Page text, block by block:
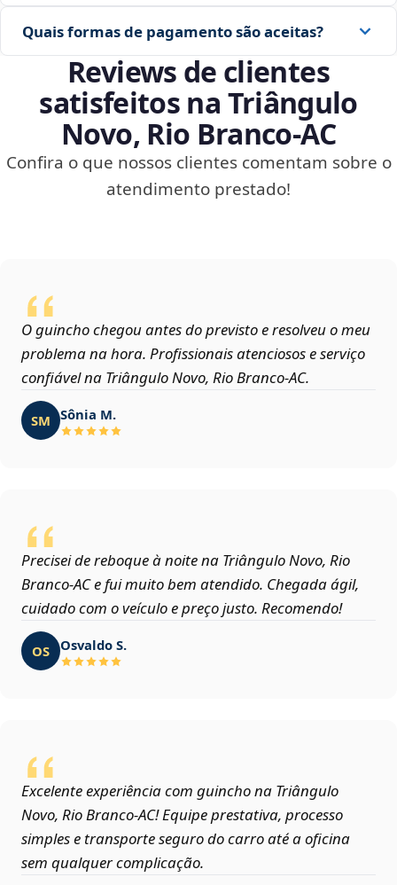
Quais formas de pagamento são aceitas?
Reviews de clientes
satisfeitos na Triângulo
Novo, Rio Branco‑AC
Confira o que nossos clientes comentam sobre o
atendimento prestado!
O guincho chegou antes do previsto e resolveu o meu
problema na hora. Profissionais atenciosos e serviço
confiável na Triângulo Novo, Rio Branco‑AC.
SM Sônia M.
Precisei de reboque à noite na Triângulo Novo, Rio
Branco‑AC e fui muito bem atendido. Chegada ágil,
cuidado com o veículo e preço justo. Recomendo!
OS Osvaldo S.
Excelente experiência com guincho na Triângulo
Novo, Rio Branco‑AC! Equipe prestativa, processo
simples e transporte seguro do carro até a oficina
sem qualquer complicação.